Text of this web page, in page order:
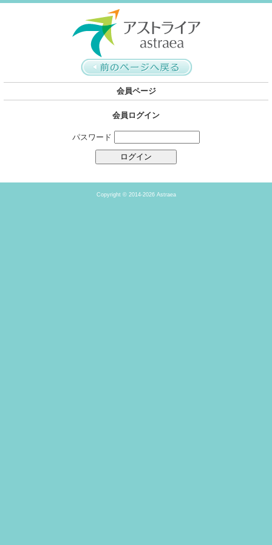
会員ページ
会員ログイン
パスワード
Copyright © 2014-2026 Astraea